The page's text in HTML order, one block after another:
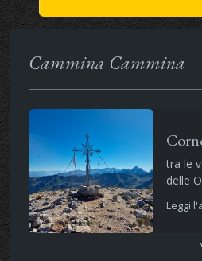
Cammina Cammina
tra le
delle
Leggi